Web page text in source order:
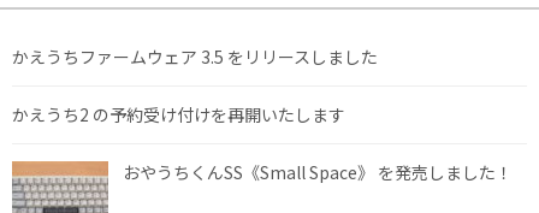
かえうちファームウェア 3.5 をリリースしました
かえうち2 の予約受け付けを再開いたします
おやうちくんSS《Small Space》 を発売しました！